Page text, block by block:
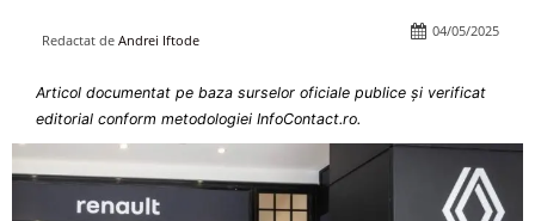
Redactat de Andrei Iftode
04/05/2025
Articol documentat pe baza surselor oficiale publice și verificat
editorial conform metodologiei InfoContact.ro.